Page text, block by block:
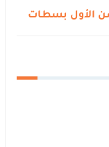
الأول بسطات